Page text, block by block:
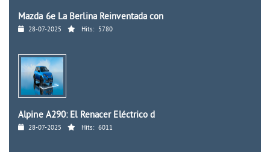
Mazda 6e La Berlina Reinventada con
28-07-2025 Hits: 5780
Alpine A290: El Renacer Eléctrico d
28-07-2025 Hits: 6011